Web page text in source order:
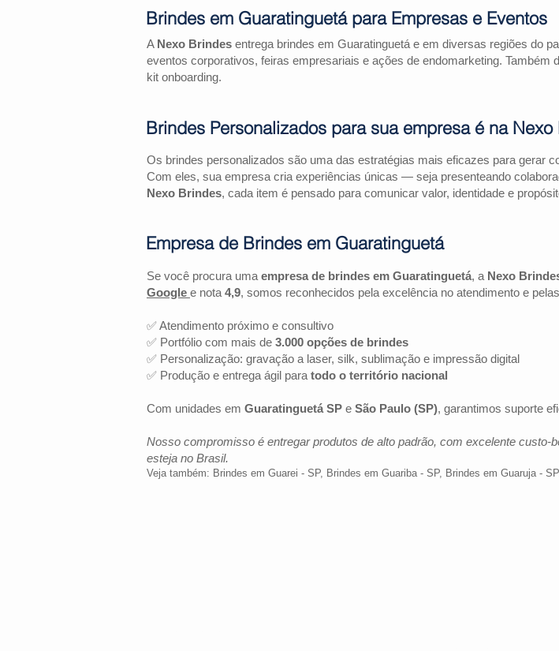
A Nexo Brindes entrega brindes em Guaratinguetá e em diversas regiões do
eventos corporativos, feiras empresariais e ações de endomarketing. Também
kit onboarding.
Os brindes personalizados são uma das estratégias mais eficazes para gerar
Com eles, sua empresa cria experiências únicas — seja presenteando
Nexo Brindes, cada item é pensado para comunicar valor, identidade e
Se você procura uma empresa de brindes em Guaratinguetá, a Nexo
Google e nota 4,9, somos reconhecidos pela excelência no atendimento e
✅ Atendimento próximo e consultivo
✅ Portfólio com mais de 3.000 opções de brindes
✅ Personalização: gravação a laser, silk, sublimação e impressão digital
✅ Produção e entrega ágil para todo o território nacional
Com unidades em Guaratinguetá SP e São Paulo (SP), garantimos suporte
Nosso compromisso é entregar produtos de alto padrão, com excelente
esteja no Brasil.
Veja também: Brindes em Guarei - SP, Brindes em Guariba - SP, Brindes em Guaruja - SP
Brindes em Guaratinguetá para Empresas e Eventos
Brindes Personalizados para sua empresa é na Nexo
Empresa de Brindes em Guaratinguetá